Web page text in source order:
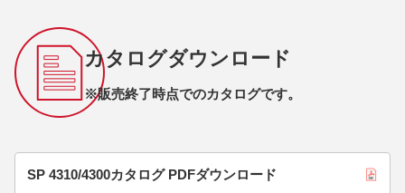
カタログダウンロード
※販売終了時点でのカタログです。
SP 4310/4300カタログ PDFダウンロード